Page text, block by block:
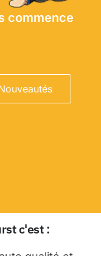
commence
c'est :